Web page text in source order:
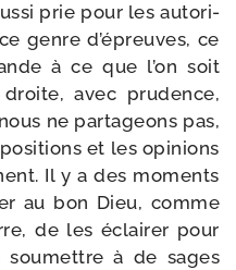
prie pour les auto­ri­
genre d’épreuves, ce
à ce que l’on soit
avec pru­dence,
ne par­ta­geons pas,
et les opi­nions
Il y a des moments
au bon Dieu, comme
de les éclai­rer pour
sou­mettre à de sages